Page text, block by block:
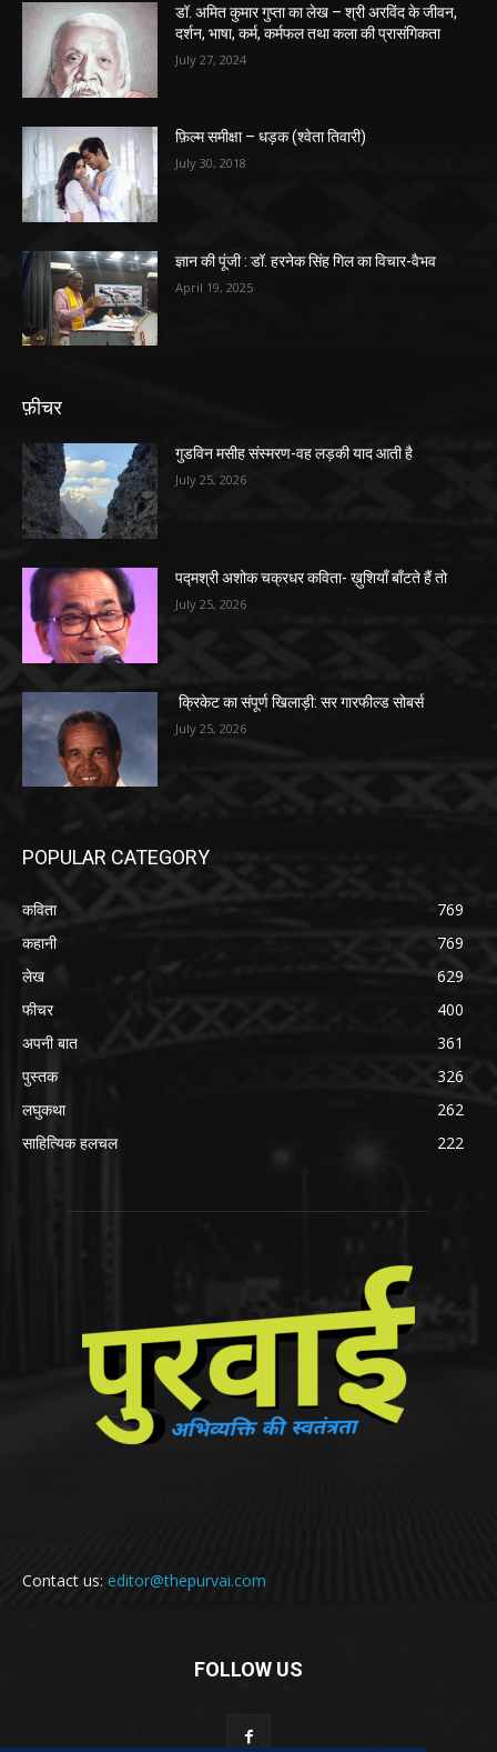
डॉ. अमित कुमार गुप्ता का लेख – श्री अरविंद के जीवन,
दर्शन, भाषा, कर्म, कर्मफल तथा कला की प्रासंगिकता
July 27, 2024
फ़िल्म समीक्षा – धड़क (श्वेता तिवारी)
July 30, 2018
ज्ञान की पूंजी : डॉ. हरनेक सिंह गिल का विचार-वैभव
April 19, 2025
फ़ीचर
गुडविन मसीह संस्मरण-वह लड़की याद आती है
July 25, 2026
पद्मश्री अशोक चक्रधर कविता- ख़ुशियाँ बाँटते हैं तो
July 25, 2026
क्रिकेट का संपूर्ण खिलाड़ी: सर गारफील्ड सोबर्स
July 25, 2026
POPULAR CATEGORY
कविता
769
कहानी
769
लेख
629
फीचर
400
अपनी बात
361
पुस्तक
326
लघुकथा
262
साहित्यिक हलचल
222
Contact us: editor@thepurvai.com
FOLLOW US